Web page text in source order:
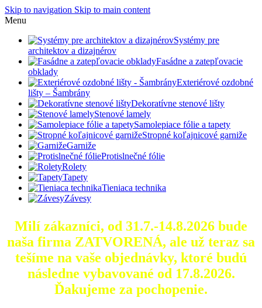
Skip to navigation Skip to main content
Menu
Systémy pre
architektov a dizajnérov
Fasádne a zatepľovacie
obklady
Exteriérové ozdobné
lišty – Šambrány
Dekoratívne stenové lišty
Stenové lamely
Samolepiace fólie a tapety
Stropné koľajnicové garniže
Garniže
Protislnečné fólie
Rolety
Tapety
Tieniaca technika
Závesy
Milí zákazníci, od 31.7.-14.8.2026 bude
naša firma ZATVORENÁ, ale už teraz sa
tešíme na vaše objednávky, ktoré budú
následne vybavované od 17.8.2026.
Ďakujeme za pochopenie.